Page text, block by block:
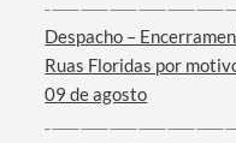
Despacho –
Ruas Floridas por
09 de agosto